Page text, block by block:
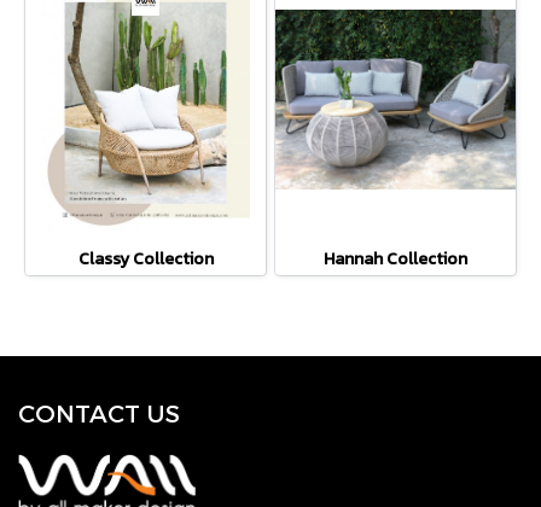
Classy Collection Hannah Collection
CONTACT US